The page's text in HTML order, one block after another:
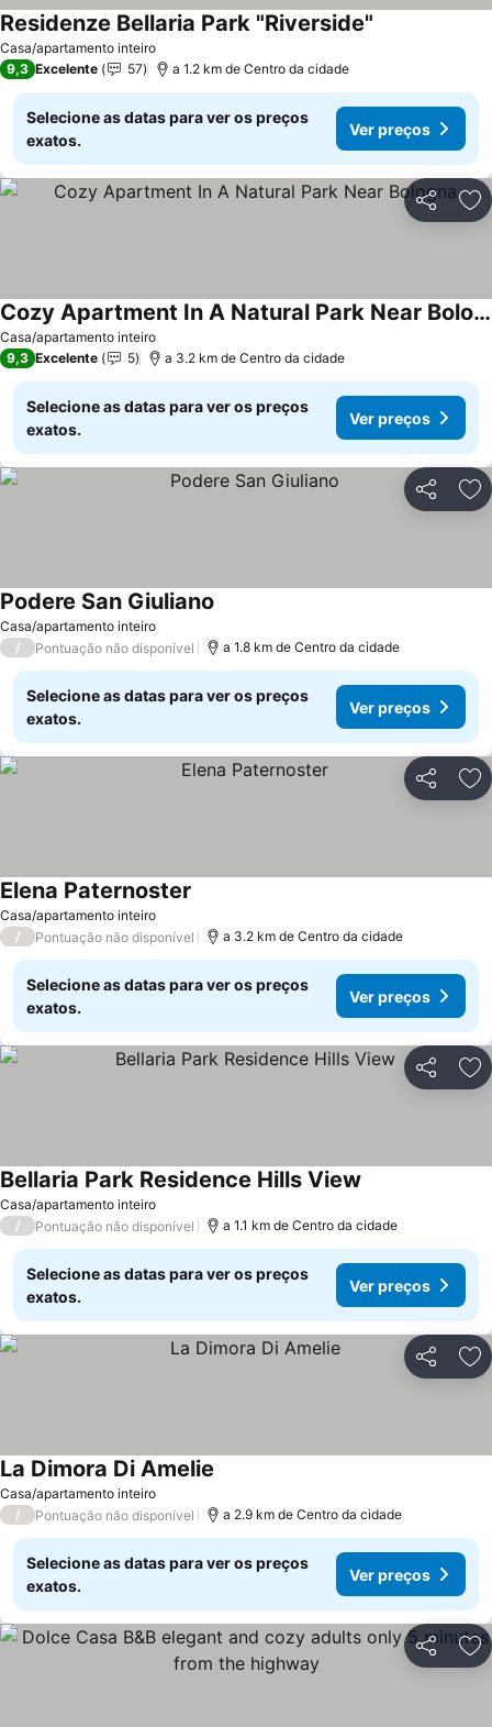
Casa/apartamento inteiro
Residenze Bellaria Park "Riverside"
9,3 Excelente 57 a 1.2 km de Centro da cidade
Selecione as datas para ver os preços
exatos.
Ver preços
Partilhar
Casa/apartamento inteiro
Cozy Apartment In A Natural Park Near Bologna
9,3 Excelente 5 a 3.2 km de Centro da cidade
Selecione as datas para ver os preços
exatos.
Ver preços
Partilhar
Casa/apartamento inteiro
Podere San Giuliano
/ Pontuação não disponível a 1.8 km de Centro da cidade
Selecione as datas para ver os preços
exatos.
Ver preços
Partilhar
Casa/apartamento inteiro
Elena Paternoster
/ Pontuação não disponível a 3.2 km de Centro da cidade
Selecione as datas para ver os preços
exatos.
Ver preços
Partilhar
Casa/apartamento inteiro
Bellaria Park Residence Hills View
/ Pontuação não disponível a 1.1 km de Centro da cidade
Selecione as datas para ver os preços
exatos.
Ver preços
Partilhar
Casa/apartamento inteiro
La Dimora Di Amelie
/ Pontuação não disponível a 2.9 km de Centro da cidade
Selecione as datas para ver os preços
exatos.
Ver preços
Partilhar